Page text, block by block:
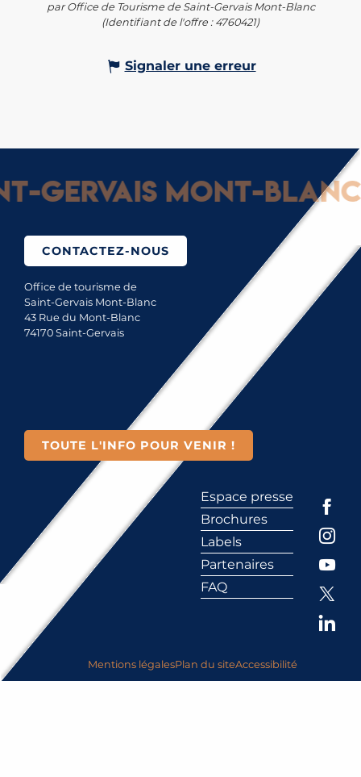
par Office de Tourisme de Saint-Gervais Mont-Blanc
(Identifiant de l'offre : 4760421)
Signaler une erreur
Mont-Blanc :
CONTACTEZ-NOUS
Office de tourisme de
Saint-Gervais Mont-Blanc
43 Rue du Mont-Blanc
74170 Saint-Gervais
TOUTE L'INFO POUR VENIR !
Espace presse
Brochures
Labels
Partenaires
FAQ
Mentions légalesPlan du siteAccessibilité